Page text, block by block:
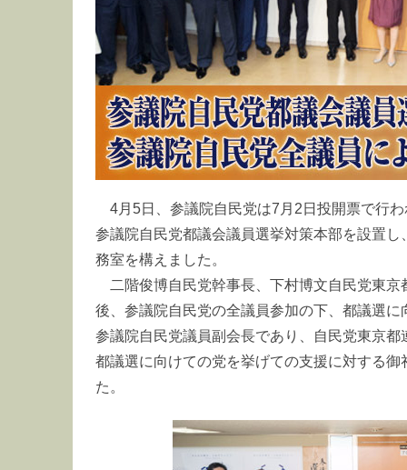
4月5日、参議院自民党は7月2日投開票で行
参議院自民党都議会議員選挙対策本部を設置
務室を構えました。
二階俊博自民党幹事長、下村博文自民党東
後、参議院自民党の全議員参加の下、都議選
参議院自民党議員副会長であり、自民党東京
都議選に向けての党を挙げての支援に対する
た。